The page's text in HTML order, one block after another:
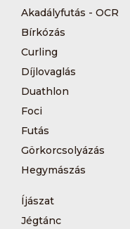
Akadályfutás - OCR
Bírkózás
Curling
Díjlovaglás
Duathlon
Foci
Futás
Görkorcsolyázás
Hegymászás
Íjászat
Jégtánc